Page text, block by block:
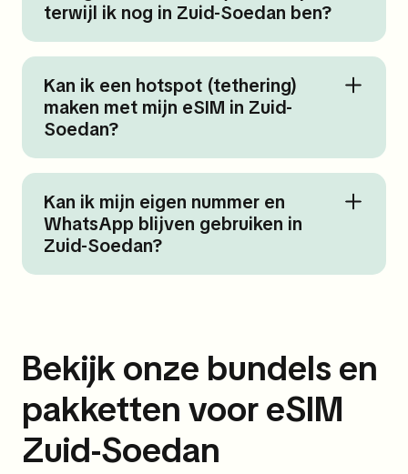
terwijl ik nog in Zuid-Soedan ben?
Kan ik een hotspot (tethering)
maken met mijn eSIM in Zuid-
Soedan?
Kan ik mijn eigen nummer en
WhatsApp blijven gebruiken in
Zuid-Soedan?
Bekijk onze bundels en
pakketten voor eSIM
Zuid-Soedan